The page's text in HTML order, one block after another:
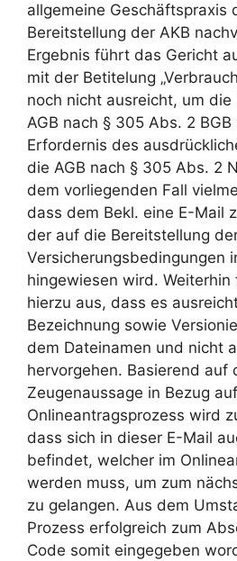
allgemeine Geschäftspraxis
Bereitstellung der AKB
Ergebnis führt das Gericht
mit der Betitelung
noch nicht ausreicht, um die
AGB nach § 305 Abs. 2
Erfordernis des
die AGB nach § 305 Abs. 2
dem vorliegenden Fall
dass dem Bekl. eine E-Mail
der auf die Bereitstellung
Versicherungsbedingungen
hingewiesen wird.
hierzu aus, dass es
Bezeichnung sowie
dem Dateinamen und nicht
hervorgehen. Basierend auf
Zeugenaussage in Bezug
Onlineantragsprozess wird
dass sich in dieser E-Mail
befindet, welcher im
werden muss, um zum
zu gelangen. Aus dem
Prozess erfolgreich zum
Code somit eingegeben